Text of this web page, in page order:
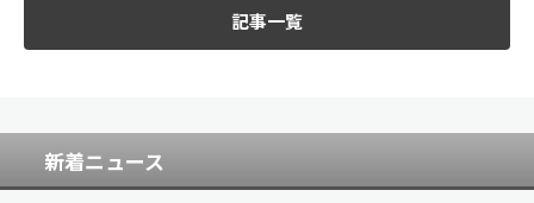
記事一覧
新着ニュース